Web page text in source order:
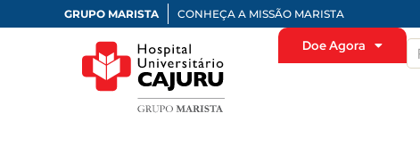
GRUPO MARISTA CONHEÇA A MISSÃO MARISTA
Doe Agora